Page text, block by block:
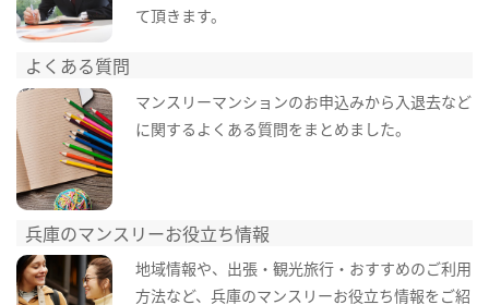
て頂きます。
よくある質問
マンスリーマンションのお申込みから入退去など
に関するよくある質問をまとめました。
兵庫のマンスリーお役立ち情報
地域情報や、出張・観光旅行・おすすめのご利用
方法など、兵庫のマンスリーお役立ち情報をご紹